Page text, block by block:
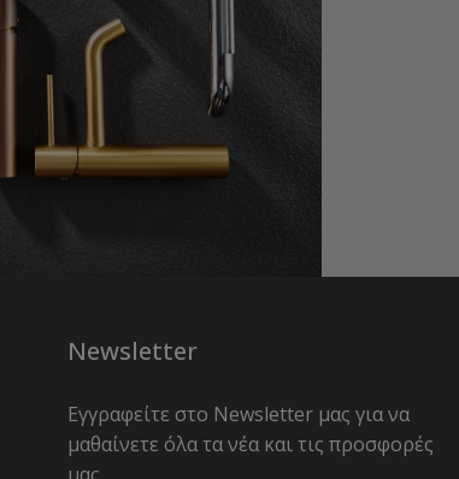
Newsletter
Εγγραφείτε στο Newsletter μας για να
μαθαίνετε όλα τα νέα και τις προσφορές